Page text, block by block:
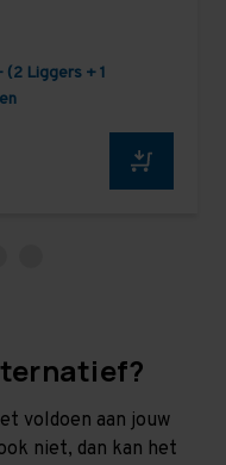
Liggers + 1
voldoen aan jouw
niet, dan kan het